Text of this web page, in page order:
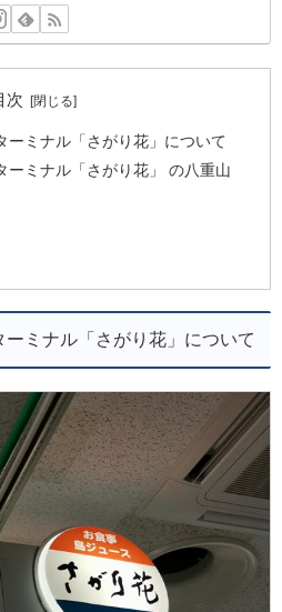
次
ーミナル「さがり花」について
ーミナル「さがり花」 の八重山
ミナル「さがり花」について